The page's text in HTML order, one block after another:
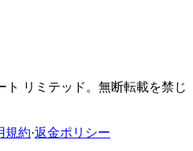
ト リミテッド。無断転載を禁じ
規約·返金ポリシー